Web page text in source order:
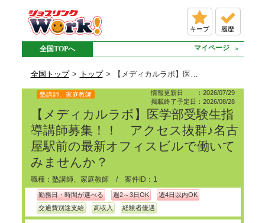
キープ 履歴
全国TOPへ マイページ
全国トップ トップ 【メディカルラボ】医学部受験生指導講師募集！！ アクセス抜群♪名古屋駅前の最新オフィスビルで働いてみませんか？の派遣求人情報
情報更新日 ：2026/07/29
掲載終了予定日：2026/08/28
塾講師、家庭教師
【メディカルラボ】医学部受験生指
導講師募集！！ アクセス抜群♪名古
屋駅前の最新オフィスビルで働いて
みませんか？
職種：塾講師、家庭教師 / 案件ID：1
勤務日・時間が選べる 週2～3日OK
週4日以内OK
交通費別途支給
高収入 経験者優遇